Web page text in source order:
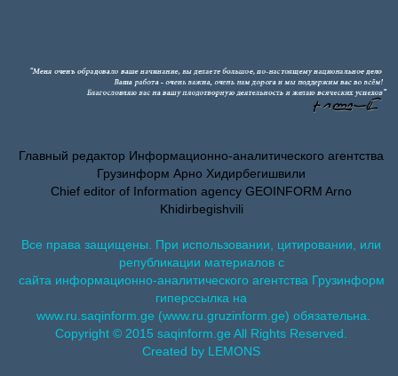
Главный редактор Информационно-аналитического агентства
Грузинформ Арно Хидирбегишвили
Chief editor of Information agency GEOINFORM Arno
Khidirbegishvili
Все права защищены. При использовании, цитировании, или
републикации материалов с
сайта информационно-аналитического агентства Грузинформ
гиперссылка на
www.ru.saqinform.ge (www.ru.gruzinform.ge) обязательна.
Copyright © 2015 saqinform.ge All Rights Reserved.
Created by LEMONS